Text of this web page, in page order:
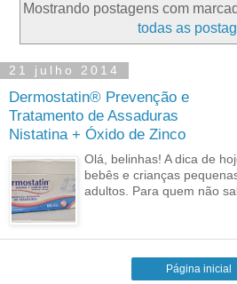
Mostrando postagens com
todas as
21 julho 2014
Dermostatin® Prevenção e
Tratamento de Assaduras
Nistatina + Óxido de Zinco
Olá, belinhas! A dica de
bebês e crianças
adultos. Para quem não
Página inicial